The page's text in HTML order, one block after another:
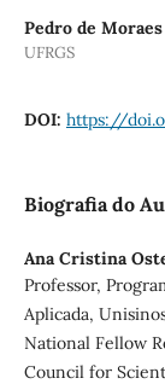
Pedro de
UFRGS
DOI: https://
Biografia do
Ana Cristina
Professor,
Aplicada,
National Fellow
Council for